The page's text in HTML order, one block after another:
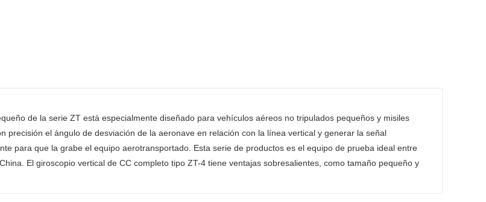
de la serie ZT está especialmente diseñado para vehículos aéreos no tripulados pequeños y misiles
precisión el ángulo de desviación de la aeronave en relación con la línea vertical y generar la señal
para que la grabe el equipo aerotransportado. Esta serie de productos es el equipo de prueba ideal entre
El giroscopio vertical de CC completo tipo ZT-4 tiene ventajas sobresalientes, como tamaño pequeño y